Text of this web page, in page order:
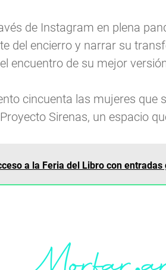
de Instagram en plena
del encierro y narrar su
encuentro de su mejor
cincuenta las mujeres que
Sirenas, un espacio
a la Feria del Libro con